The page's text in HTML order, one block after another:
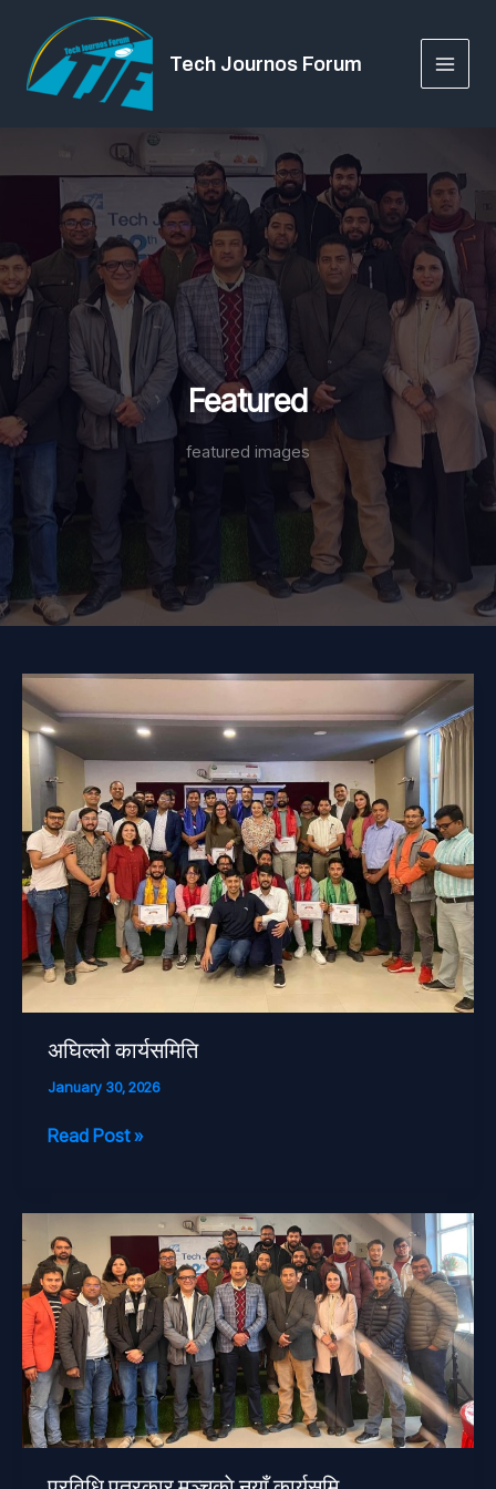
content
Tech Journos Forum
Featured
featured images
अघिल्लो कार्यसमिति
January 30, 2026
अघिल्लो
कार्यसमिति
Read Post »
पत्रकार
मञ्चकाे
नयाँ
कार्यसमि